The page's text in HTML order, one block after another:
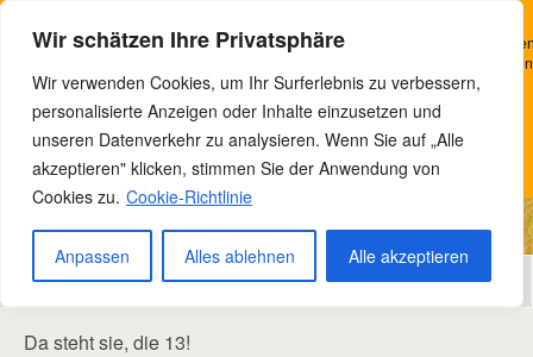
Wir schätzen Ihre Privatsphäre
Wir verwenden Cookies, um Ihr Surferlebnis zu verbessern,
personalisierte Anzeigen oder Inhalte einzusetzen und
unseren Datenverkehr zu analysieren. Wenn Sie auf „Alle
akzeptieren" klicken, stimmen Sie der Anwendung von
Cookies zu. Cookie-Richtlinie
Anpassen Alles ablehnen Alle akzeptieren
Bowteam e.V. Nordhausen
Mittelstiller Bärenfang – Der 13.
Teilen Tweet Anpinnen Mail SMS
Da steht sie, die 13!
Anzeigen oder Inhalte bereitzustellen und unseren Datenverkehr zu
Indem Sie auf „Alle akzeptieren“ klicken, stimmen Sie unserer Verwendung von
Cookies zu.
Verstanden
Datenschutzerklärung